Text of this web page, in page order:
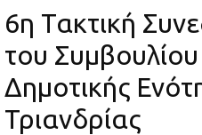
6η Τακτική
του Συμβουλίου
Δημοτικής
Τριανδρίας